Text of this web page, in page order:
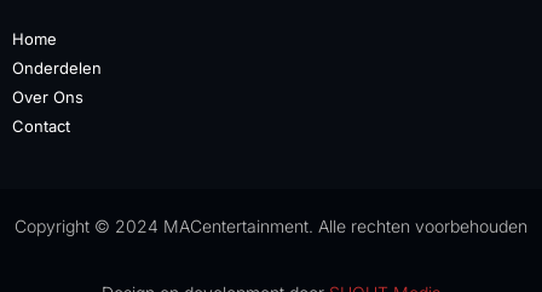
Home
Onderdelen
Over Ons
Contact
Copyright © 2024 MACentertainment. Alle rechten voorbehouden